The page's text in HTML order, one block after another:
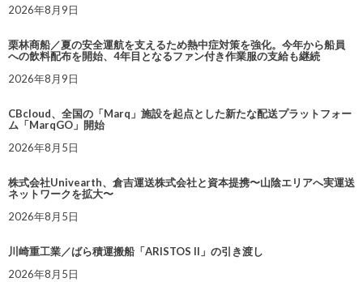
2026年8月9日
栗林商船／夏の安全運航を支えるため熱中症対策を強化。今年から船員
への飲料配布を開始、4年目となるファン付き作業服の支給も継続
2026年8月9日
CBcloud、全国の「Marq」施設を起点とした新たな配送プラットフォー
ム「MarqGO」開始
2026年8月5日
株式会社Univearth、倉吉運送株式会社と資本提携〜山陰エリアへ実運送
ネットワークを拡大〜
2026年8月5日
川崎重工業／ばら積運搬船「ARISTOS II」の引き渡し
2026年8月5日